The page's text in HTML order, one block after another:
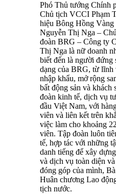
Phó Thủ tướng Chính
Chủ tịch VCCI Phạm
hiệu Bông Hồng Vàng
Nguyễn Thị Nga –
đoàn BRG – Công ty
Thị Nga là nữ doanh
biết đến là người đứng
dạng của BRG, từ lĩnh
nhập khẩu, mở rộng
bất động sản và khách
đoàn kinh tế, dịch vụ
đầu Việt Nam, với
viên và liên kết trên
việc làm cho khoảng
viên. Tập đoàn luôn
tế, hợp tác với những
danh tiếng để xây
và dịch vụ toàn diện
đóng góp của mình,
Huân chương Lao
tịch nước.